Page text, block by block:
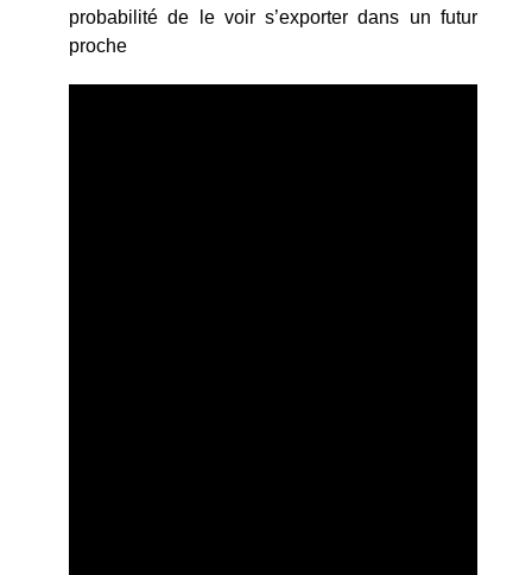
probabilité de le voir s’exporter dans un futur
proche